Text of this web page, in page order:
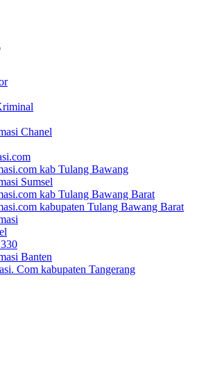
Chanel
kab Tulang Bawang
Sumsel
kab Tulang Bawang Barat
kabupaten Tulang Bawang Barat
Banten
Com kabupaten Tangerang